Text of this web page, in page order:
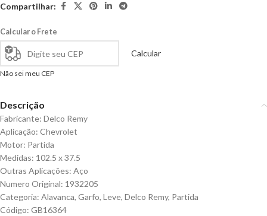
Compartilhar:
Calcular o Frete
Calcular
Não sei meu CEP
Descrição
Fabricante: Delco Remy
Aplicação: Chevrolet
Motor: Partida
Medidas: 102.5 x 37.5
Outras Aplicações: Aço
Numero Original: 1932205
Categoria: Alavanca, Garfo, Leve, Delco Remy, Partida
Código: GB16364